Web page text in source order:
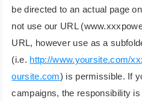
be directed to an actual page
not use our URL
URL, however use as a
(i.e. http://www.yoursite.com/
oursite.com) is permissible. If
campaigns, the responsibility